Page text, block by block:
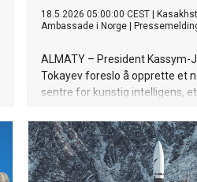
18.5.2026 05:00:00 CEST
Ambassade i Norge
ALMATY – President Kassym-
Tokayev foreslo å opprette et
sentre for kunstig intelligens,
plattform for turkisk historie
under det uformelle
Organization of Turkic States
Turkistan. Under toppmøtet